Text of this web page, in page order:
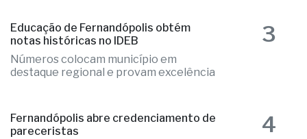
Educação de Fernandópolis obtém
notas históricas no IDEB
Números colocam município em
destaque regional e provam excelência
3
Fernandópolis abre credenciamento de
pareceristas
4